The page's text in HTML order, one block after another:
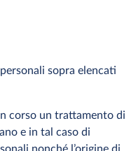
sopra elencati
corso un trattamento di
e in tal caso di